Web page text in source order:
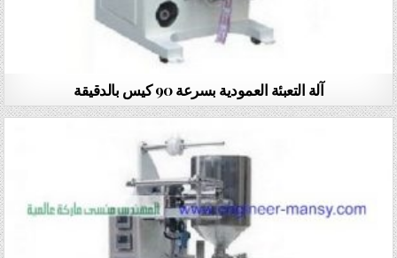
آلة التعبئة العمودية بسرعة 90 كيس بالدقيقة